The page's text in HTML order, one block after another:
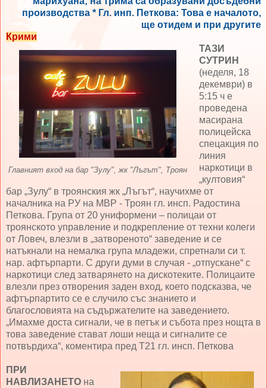
производства * Гл. инп. Петкова: Това е началото,
ще отидем и при другите
Крими
Главният вход на бар "Зулу", жк "Лъгът", Троян
ТАЗИ
СУТРИН
(неделя, 18
декември) в
5:15 ч е
проведена
масирана
полицейска
спецакция по
линия
наркотици в
„култовия“
бар „Зулу“ в троянския жк „Лъгът“, научихме от
началника на РУ на МВР - Троян гл. инсп. Радостина
Петкова. Група от 20 униформени – полицаи от
троянското управление и подкрепление от техни колеги
от Ловеч, влезли в „затвореното“ заведение и се
натъкнали на немалка група младежи, спретнали си т.
нар. афтърпарти. С други думи в случая - „отпускане“ с
наркотици след затварянето на дискотеките. Полицаите
влезли през отворения заден вход, което подсказва, че
афтърпартито се е случило със знанието и
благословията на съдържателите на заведението.
„Имахме доста сигнали, че в петък и събота през нощта в
това заведение стават лоши неща и сигналите се
потвърдиха“, коментира пред Т21 гл. инсп. Петкова
ПРИ
НАВЛИЗАНЕТО на